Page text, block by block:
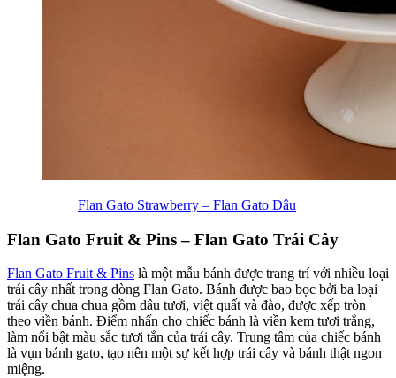
Flan Gato Strawberry – Flan Gato Dâu
Flan Gato Fruit & Pins – Flan Gato Trái Cây
Flan Gato Fruit & Pins là một mẫu bánh được trang trí với nhiều loại
trái cây nhất trong dòng Flan Gato. Bánh được bao bọc bởi ba loại
trái cây chua chua gồm dâu tươi, việt quất và đào, được xếp tròn
theo viền bánh. Điểm nhấn cho chiếc bánh là viền kem tươi trắng,
làm nổi bật màu sắc tươi tắn của trái cây. Trung tâm của chiếc bánh
là vụn bánh gato, tạo nên một sự kết hợp trái cây và bánh thật ngon
miệng.